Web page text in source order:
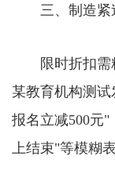
三、制造紧
限时折扣需精
某教育机构测
报名立减500元
上结束"等模糊表